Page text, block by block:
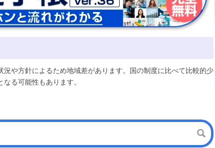
や方針によるため地域差があります。国の制度に比べて比較的少
る可能性もあります。